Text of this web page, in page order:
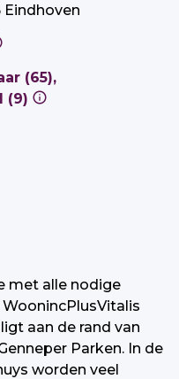
Eindhoven
Sociaal (9)
met alle nodige
aan de rand van
Parken. In de
worden veel